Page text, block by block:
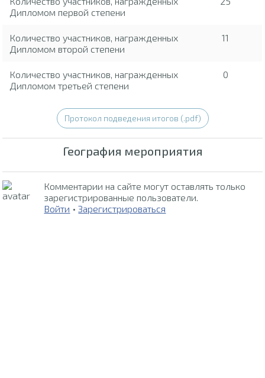
Дипломом первой степени
Количество участников, награжденных
Дипломом второй степени
11
Количество участников, награжденных
Дипломом третьей степени
0
Протокол подведения итогов (.pdf)
География мероприятия
Комментарии на сайте могут оставлять только
зарегистрированные пользователи.
Войти •Зарегистрироваться